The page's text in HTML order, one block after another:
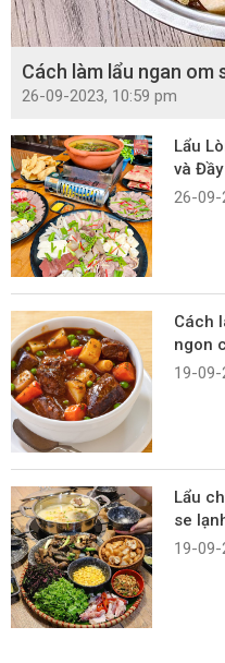
Cách làm lẩu ngan om
26-09-2023, 10:59 pm
Lẩu
và
26-09-
Cách
ngon
19-09-
Lẩu
se
19-09-